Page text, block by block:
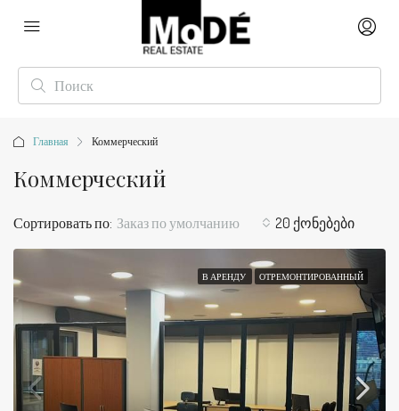
Главная Коммерческий
Коммерческий
20 ქონებები
Сортировать по: Заказ по умолчанию
В АРЕНДУ ОТРЕМОНТИРОВАННЫЙ